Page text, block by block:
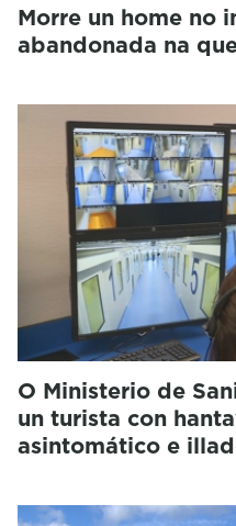
Morre un home no
abandonada na
O Ministerio de
un turista con
asintomático e